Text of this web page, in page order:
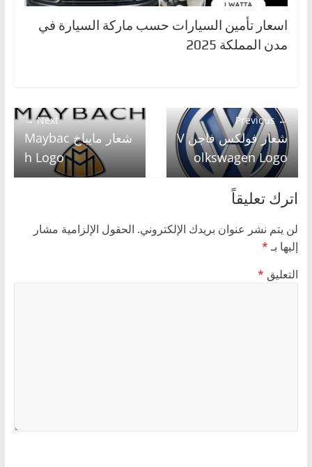
اسعار تأمين السيارات حسب ماركة السيارة في
مدن المملكة 2025
← Previous
شعار فولكس فاجن V
olkswagen Logo
Next →
شعار مايباخ Maybac
h Logo
اترك تعليقاً
لن يتم نشر عنوان بريدك الإلكتروني. الحقول الإلزامية مشار
إليها بـ*
التعليق *